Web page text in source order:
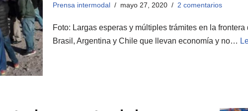
Prensa intermodal mayo 27, 2020 2 comentarios
Foto: Largas esperas y múltiples trámites en la
Brasil, Argentina y Chile que llevan economía y no…